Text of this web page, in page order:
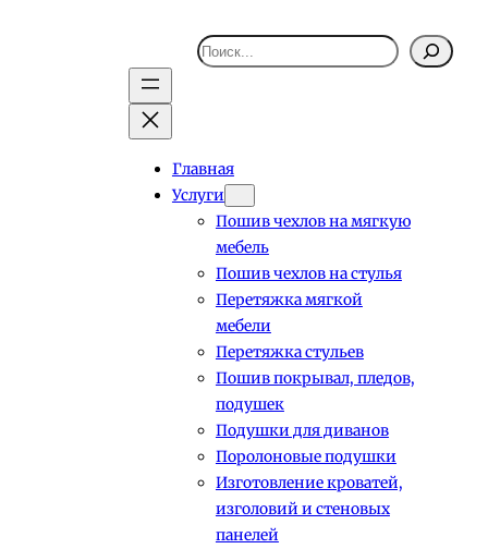
Поиск
Главная
Услуги
Пошив чехлов на мягкую
мебель
Пошив чехлов на стулья
Перетяжка мягкой
мебели
Перетяжка стульев
Пошив покрывал, пледов,
подушек
Подушки для диванов
Поролоновые подушки
Изготовление кроватей,
изголовий и стеновых
панелей